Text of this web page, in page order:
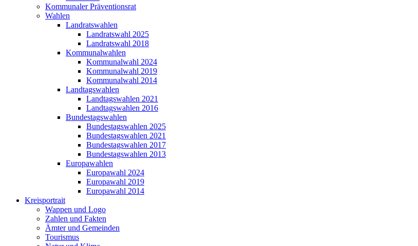
Kommunaler Präventionsrat
Wahlen
Landratswahlen
Landratswahl 2025
Landratswahl 2018
Kommunalwahlen
Kommunalwahl 2024
Kommunalwahl 2019
Kommunalwahl 2014
Landtagswahlen
Landtagswahlen 2021
Landtagswahlen 2016
Bundestagswahlen
Bundestagswahlen 2025
Bundestagswahlen 2021
Bundestagswahlen 2017
Bundestagswahlen 2013
Europawahlen
Europawahl 2024
Europawahl 2019
Europawahl 2014
Kreisportrait
Wappen und Logo
Zahlen und Fakten
Ämter und Gemeinden
Tourismus